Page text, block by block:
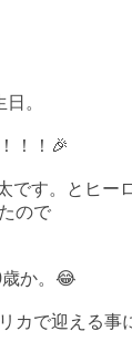
。
！！🎉
です。とヒー
ので
か。😂
カで迎える事